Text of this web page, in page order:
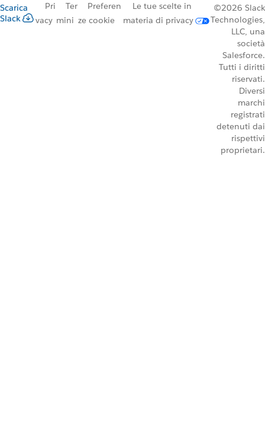
Scarica
Slack
Pri
vacy
Ter
mini
Preferen
ze cookie
Le tue scelte in
materia di privacy
©2026 Slack
Technologies,
LLC, una
società
Salesforce.
Tutti i diritti
riservati.
Diversi
marchi
registrati
detenuti dai
rispettivi
proprietari.